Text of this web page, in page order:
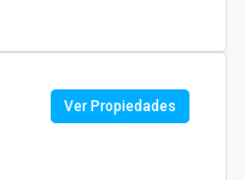
Ver Propiedades